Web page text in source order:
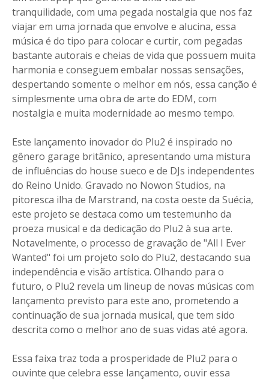
tranquilidade, com uma pegada nostalgia que nos faz
viajar em uma jornada que envolve e alucina, essa
música é do tipo para colocar e curtir, com pegadas
bastante autorais e cheias de vida que possuem muita
harmonia e conseguem embalar nossas sensações,
despertando somente o melhor em nós, essa canção é
simplesmente uma obra de arte do EDM, com
nostalgia e muita modernidade ao mesmo tempo.
Este lançamento inovador do Plu2 é inspirado no
gênero garage britânico, apresentando uma mistura
de influências do house sueco e de DJs independentes
do Reino Unido. Gravado no Nowon Studios, na
pitoresca ilha de Marstrand, na costa oeste da Suécia,
este projeto se destaca como um testemunho da
proeza musical e da dedicação do Plu2 à sua arte.
Notavelmente, o processo de gravação de "All I Ever
Wanted" foi um projeto solo do Plu2, destacando sua
independência e visão artística. Olhando para o
futuro, o Plu2 revela um lineup de novas músicas com
lançamento previsto para este ano, prometendo a
continuação de sua jornada musical, que tem sido
descrita como o melhor ano de suas vidas até agora.
Essa faixa traz toda a prosperidade de Plu2 para o
ouvinte que celebra esse lançamento, ouvir essa